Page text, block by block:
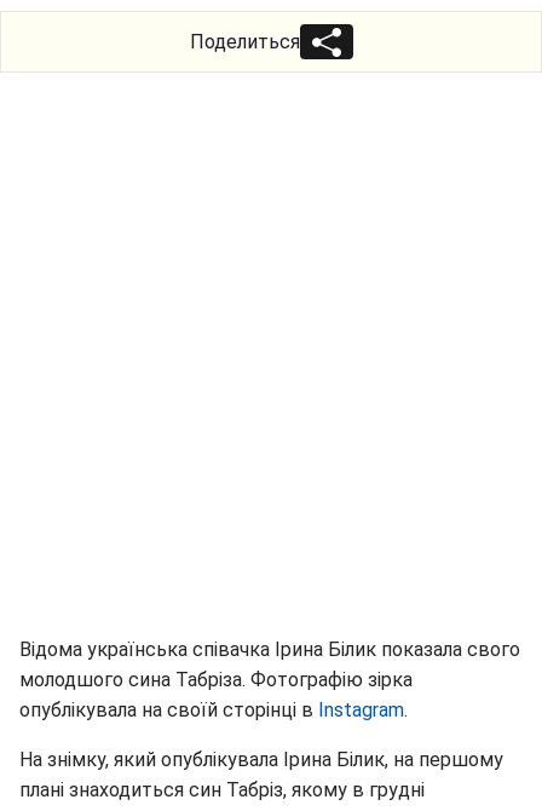
Поделиться
Відома українська співачка Ірина Білик показала свого
молодшого сина Табріза. Фотографію зірка
опублікувала на своїй сторінці в Instagram.
На знімку, який опублікувала Ірина Білик, на першому
плані знаходиться син Табріз, якому в грудні